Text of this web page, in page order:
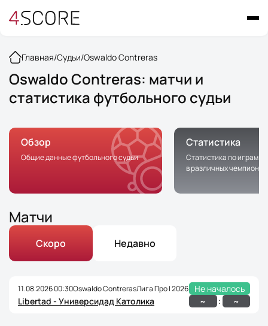
Главная/Судьи/Oswaldo Contreras
Oswaldo Contreras: матчи и
статистика футбольного судьи
Обзор
Общие данные футбольного судьи
Статистика
Статистика по играм с
в различных
Матчи
Скоро Недавно
11.08.2026 00:30Oswaldo ContrerasЛига Про | 2026
Не началось
Libertad - Универсидад Католика
~ : ~